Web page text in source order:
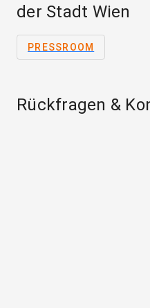
der Stadt Wien
PRESSROOM
Rückfragen &